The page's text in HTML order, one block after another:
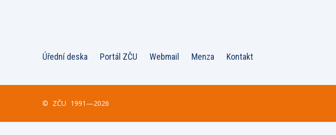
Úřední deska Portál ZČU Webmail Menza Kontakt
© ZČU 1991—2026